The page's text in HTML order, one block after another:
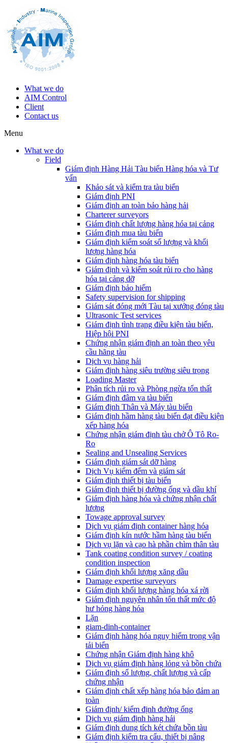
What we do
AIM Control
Client
Contact us
Menu
What we do
Field
Giám định Hàng Hải Tàu biển Hàng hóa và Tư
vấn
Khảo sát và kiểm tra tàu biển
Giám định PNI
Giám định an toàn bảo hàng hải
Charterer surveyors
Giám định chất lượng hàng hóa tại cảng
​Giám định mua tàu biển
Giám định kiểm soát số lượng và khối
lượng hàng hóa
Giám định hàng hóa tàu biển
Giám định và kiểm soát rủi ro cho hàng
hóa tại cảng dỡ
Giám định bảo hiểm
Safety supervision for shipping
Giám sát đóng mới Tàu tại xưởng đóng tàu
Ultrasonic Test services
Giám định tình trạng điều kiện tàu biển,
Hiệp hội PNI
Chứng nhận giám định an toàn theo yêu
cầu hãng tàu
Dịch vụ hàng hải
Giám định hàng siêu trường siêu trọng
Loading Master
Phân tích rủi ro và Phòng ngừa tổn thất
​Giám định đâm va tàu biển
Giám định Thân và Máy tàu biển
​Giám định hầm hàng tàu biển đạt điều kiện
xếp hàng hóa
Chứng nhận giám định tàu chở Ô Tô Ro-
Ro
Sealing and Unsealing Services
Giám định giám sát dỡ hàng
Dịch Vụ kiểm đếm và giám sát
Giám định thiết bị tàu biển
Giám định thiết bị đường ống và dầu khí
Giám định hàng hóa và chứng nhận chất
lượng
Towage approval survey
Dịch vụ giám định container hàng hóa
Giám định kín nước hầm hàng tàu biển
Dịch vụ lặn và cạo hà phần chìm thân tàu
Tank coating condition survey / coating
condition inspection
Giám định khối lượng xăng dầu
Damage expertise surveyors
Giám định khối lượng hàng hóa xá rời
Giám định nguyên nhân tổn thất mức độ
hư hỏng hàng hóa
Lặn
giam-dinh-container
Giám định hàng hóa nguy hiểm trong vận
tải biển
Chứng nhận Giám định hàng khô
Dịch vụ giám định hàng lỏng và bồn chứa
Giám định số lượng, chất lượng và cấp
chứng nhận
Giám định chất xếp hàng hóa bảo đảm an
toàn
Giám định/ kiểm định đường ống
Dịch vụ giám định hàng hải
Giám định dung tích két chứa bồn tàu
Giám định kiểm tra cẩu, thiết bị nâng